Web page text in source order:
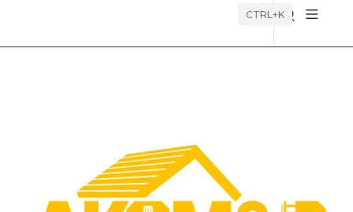
CTRL+K